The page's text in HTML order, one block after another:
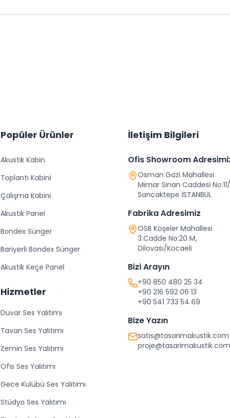
Popüler Ürünler
Akustik Kabin
Toplantı Kabini
Çalışma Kabini
Akustik Panel
Bondex Sünger
Bariyerli Bondex Sünger
Akustik Keçe Panel
Hizmetler
Duvar Ses Yalıtımı
Tavan Ses Yalıtımı
Zemin Ses Yalıtımı
Ofis Ses Yalıtımı
Gece Kulübü Ses Yalıtımı
Stüdyo Ses Yalıtımı
İletişim Bilgileri
Ofis Showroom
Osman Gazi Mahallesi
Mimar Sinan Caddesi
Sancaktepe İSTANBUL
Fabrika Adresimiz
OSB Köşeler Mahallesi
3.Cadde No:20 M,
Dilovası/Kocaeli
Bizi Arayın
+90 850 480 25 34
+90 216 592 06 13
+90 541 733 54 69
Bize Yazın
satis@tasarimakustik.com
proje@tasarimakustik.com